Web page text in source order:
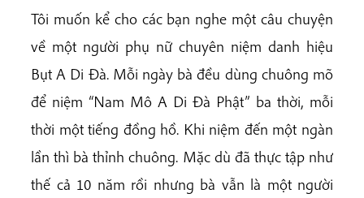
Tôi muốn kể cho các bạn nghe một câu chuyện
về một người phụ nữ chuyên niệm danh hiệu
Bụt A Di Đà. Mỗi ngày bà đều dùng chuông mõ
để niệm “Nam Mô A Di Đà Phật” ba thời, mỗi
thời một tiếng đồng hồ. Khi niệm đến một ngàn
lần thì bà thỉnh chuông. Mặc dù đã thực tập như
thế cả 10 năm rồi nhưng bà vẫn là một người